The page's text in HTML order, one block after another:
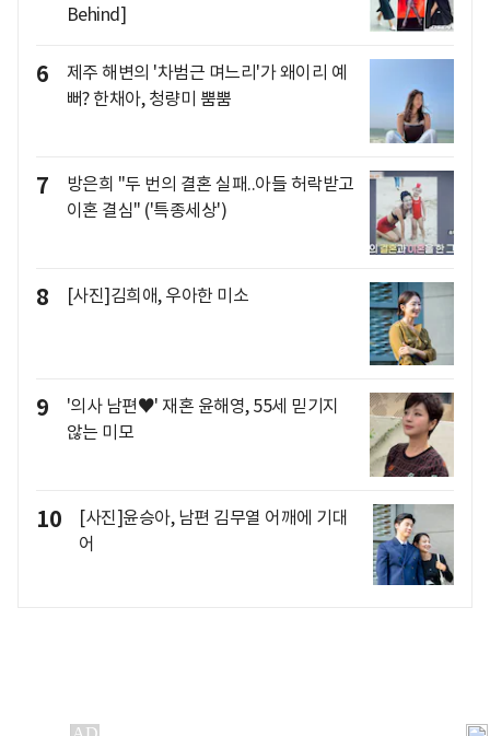
Behind]
6
제주 해변의 '차범근 며느리'가 왜이리 예
뻐? 한채아, 청량미 뿜뿜
7
방은희 "두 번의 결혼 실패..아들 허락받고
이혼 결심" ('특종세상')
8 [사진]김희애, 우아한 미소
9
'의사 남편♥' 재혼 윤해영, 55세 믿기지
않는 미모
10
[사진]윤승아, 남편 김무열 어깨에 기대
어